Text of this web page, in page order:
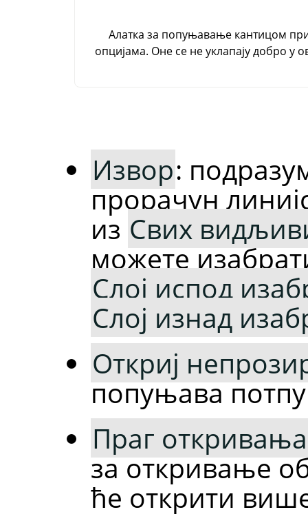
Алатка за попуњавање кантицом
опцијама. Оне се не уклапају добро у
Извор:
прорачун
из Свих
можете
Слој испод
Слој изнад
Откриј
попуњава
Праг
за откривање
ће открити